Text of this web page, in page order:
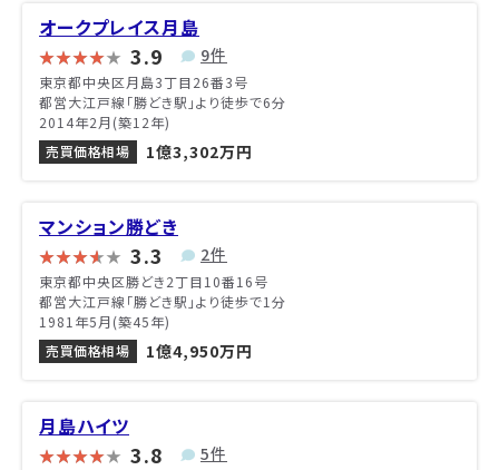
オークプレイス月島
3.9 9件
東京都中央区月島3丁目26番3号
都営大江戸線「勝どき駅」より徒歩で6分
2014年2月(築12年)
売買価格相場
1億3,302万円
マンション勝どき
3.3 2件
東京都中央区勝どき2丁目10番16号
都営大江戸線「勝どき駅」より徒歩で1分
1981年5月(築45年)
売買価格相場
1億4,950万円
月島ハイツ
3.8 5件